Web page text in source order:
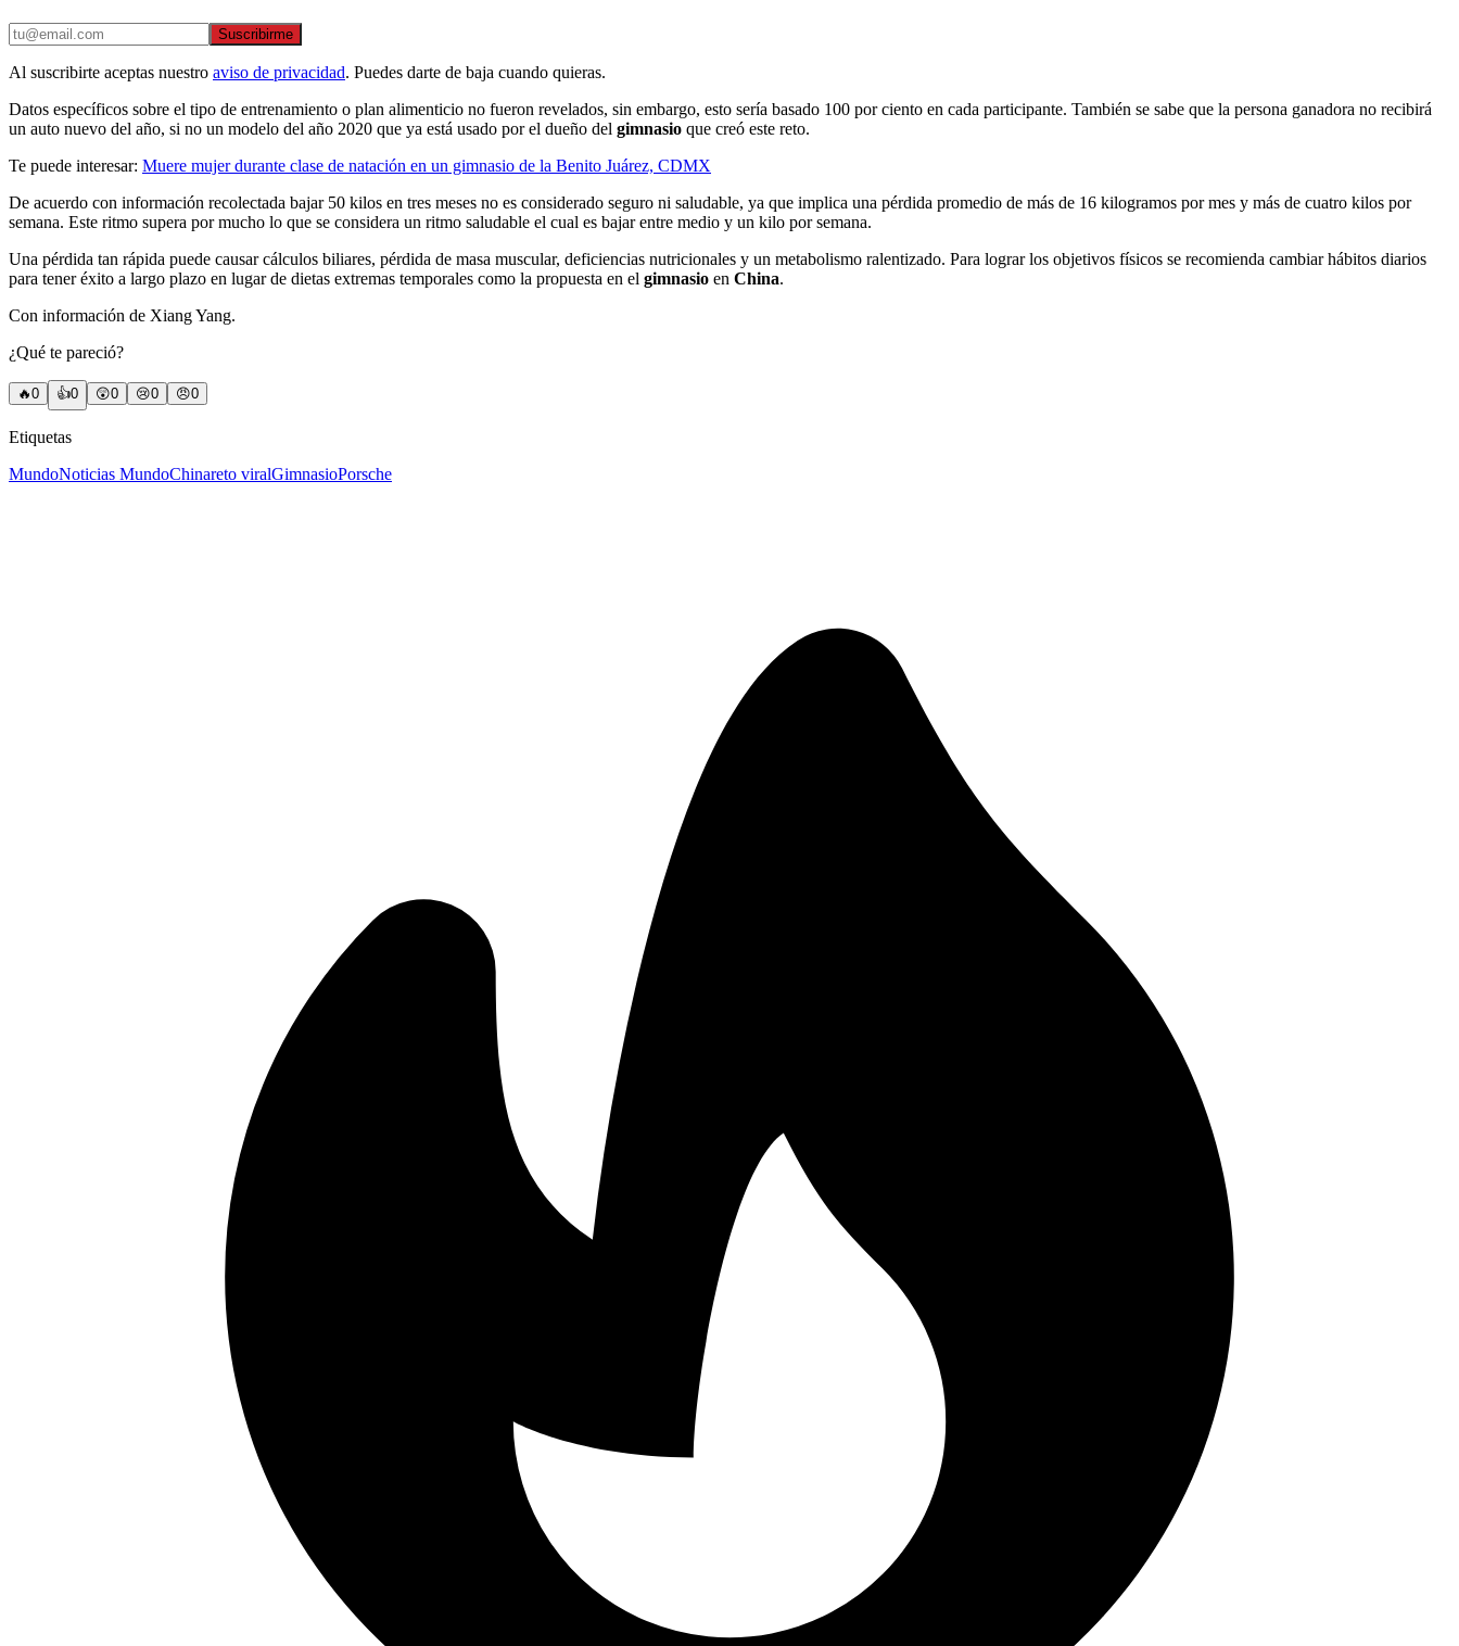
Suscribirme
Al suscribirte aceptas nuestro aviso de privacidad. Puedes darte de baja cuando quieras.
Datos específicos sobre el tipo de entrenamiento o plan alimenticio no fueron revelados, sin embargo, esto sería basado 100 por ciento en cada participante. También se sabe que la persona ganadora no recibirá
un auto nuevo del año, si no un modelo del año 2020 que ya está usado por el dueño del gimnasio que creó este reto.
Te puede interesar: Muere mujer durante clase de natación en un gimnasio de la Benito Juárez, CDMX
De acuerdo con información recolectada bajar 50 kilos en tres meses no es considerado seguro ni saludable, ya que implica una pérdida promedio de más de 16 kilogramos por mes y más de cuatro kilos por
semana. Este ritmo supera por mucho lo que se considera un ritmo saludable el cual es bajar entre medio y un kilo por semana.
Una pérdida tan rápida puede causar cálculos biliares, pérdida de masa muscular, deficiencias nutricionales y un metabolismo ralentizado. Para lograr los objetivos físicos se recomienda cambiar hábitos diarios
para tener éxito a largo plazo en lugar de dietas extremas temporales como la propuesta en el gimnasio en China.
Con información de Xiang Yang.
¿Qué te pareció?
🔥0 👍0 😲0 😢0 😠0
Etiquetas
MundoNoticias MundoChinareto viralGimnasioPorsche